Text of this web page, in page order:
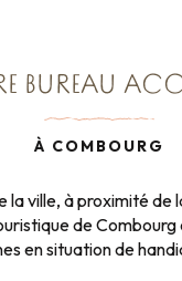
BUREAU
À COMBOURG
la ville, à proximité de
de
en situation de